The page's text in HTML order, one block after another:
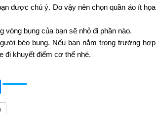
được chú ý. Do vậy nên chọn quần áo ít họa
vòng bụng của bạn sẽ nhỏ đi phần nào.
béo bụng. Nếu bạn nằm trong trường hợp
đi khuyết điểm cơ thể nhé.